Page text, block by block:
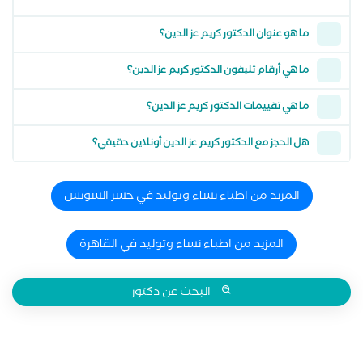
ما هو عنوان الدكتور كريم عز الدين؟
ما هي أرقام تليفون الدكتور كريم عز الدين؟
ما هي تقييمات الدكتور كريم عز الدين؟
هل الحجز مع الدكتور كريم عز الدين أونلاين حقيقي؟
المزيد من اطباء نساء وتوليد في جسر السويس
المزيد من اطباء نساء وتوليد في القاهرة
البحث عن دكتور